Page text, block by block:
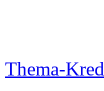
Thema-